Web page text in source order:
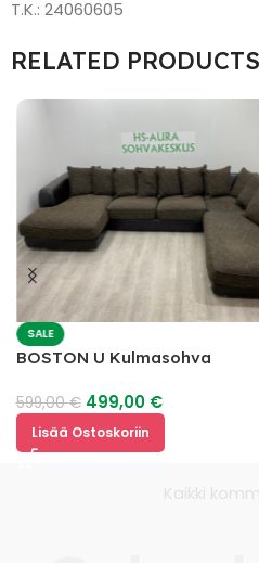
T.K.: 24060605
RELATED PRODUCTS
SALE
BOSTON U Kulmasohva
599,00€ 499,00 €
Lisää Ostoskoriin